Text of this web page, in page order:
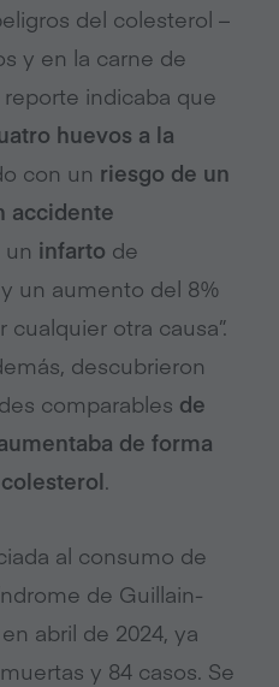
del colesterol –
y en la carne de
reporte indicaba que
huevos a la
con un riesgo de un
accidente
infarto de
un aumento del 8%
otra causa”.
descubrieron
comparables de
de forma
.
al consumo de
de Guillain-
abril de 2024, ya
y 84 casos. Se